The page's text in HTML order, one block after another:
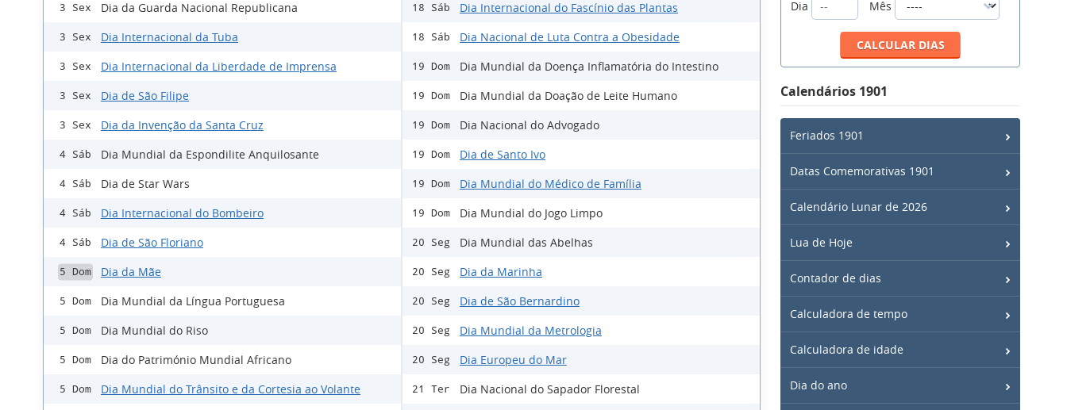
3 Sex Dia da Guarda Nacional Republicana
3 Sex Dia Internacional da Tuba
3 Sex Dia Internacional da Liberdade de Imprensa
3 Sex Dia de São Filipe
3 Sex Dia da Invenção da Santa Cruz
4 Sáb Dia Mundial da Espondilite Anquilosante
4 Sáb Dia de Star Wars
4 Sáb Dia Internacional do Bombeiro
4 Sáb Dia de São Floriano
5 Dom Dia da Mãe
5 Dom Dia Mundial da Língua Portuguesa
5 Dom Dia Mundial do Riso
5 Dom Dia do Património Mundial Africano
5 Dom Dia Mundial do Trânsito e da Cortesia ao Volante
18 Sáb Dia Internacional do Fascínio das Plantas
18 Sáb Dia Nacional de Luta Contra a Obesidade
19 Dom Dia Mundial da Doença Inflamatória do Intestino
19 Dom Dia Mundial da Doação de Leite Humano
19 Dom Dia Nacional do Advogado
19 Dom Dia de Santo Ivo
19 Dom Dia Mundial do Médico de Família
19 Dom Dia Mundial do Jogo Limpo
20 Seg Dia Mundial das Abelhas
20 Seg Dia da Marinha
20 Seg Dia de São Bernardino
20 Seg Dia Mundial da Metrologia
20 Seg Dia Europeu do Mar
21 Ter Dia Nacional do Sapador Florestal
Dia
Mês
Calendários 1901
Feriados 1901
Datas Comemorativas 1901
Calendário Lunar de 2026
Lua de Hoje
Contador de dias
Calculadora de tempo
Calculadora de idade
Dia do ano